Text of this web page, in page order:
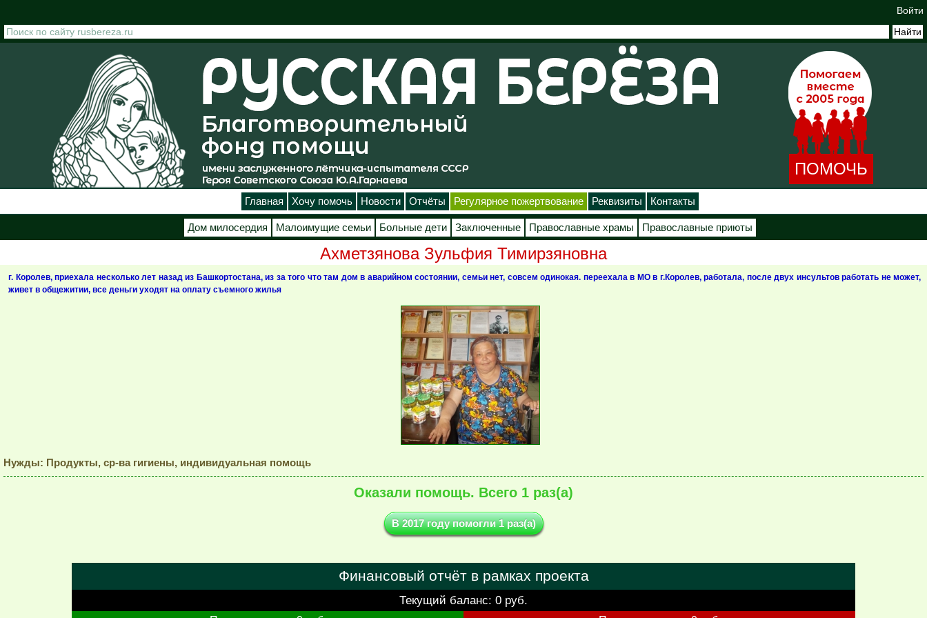
Войти
ПОМОЧЬ
Главная Хочу помочь Новости Отчёты Регулярное пожертвование Реквизиты Контакты
Дом милосердия Малоимущие семьи Больные дети Заключенные Православные храмы Православные приюты
Ахметзянова Зульфия Тимирзяновна
г. Королев, приехала несколько лет назад из Башкортостана, из за того что там дом в аварийном состоянии, семьи нет, совсем одинокая. переехала в МО в г.Королев, работала, после двух инсультов работать не может,
живет в общежитии, все деньги уходят на оплату съемного жилья
Нужды: Продукты, ср-ва гигиены, индивидуальная помощь
Оказали помощь. Всего 1 раз(а)
В 2017 году помогли 1 раз(а)
Финансовый отчёт в рамках проекта
Текущий баланс: 0 руб.